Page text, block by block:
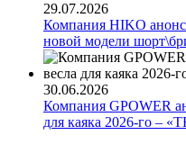
29.07.2026
Компания HIKO
новой модели
30.06.2026
Компания GPOWER
для каяка 2026-го –